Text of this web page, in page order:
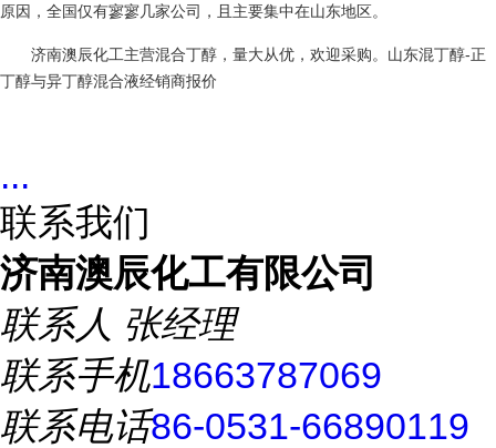
原因，全国仅有寥寥几家公司，且主要集中在山东地区。
济南澳辰化工主营混合丁醇，量大从优，欢迎采购。山东混丁醇-正
丁醇与异丁醇混合液经销商报价
...
联系我们
济南澳辰化工有限公司
联系人 张经理
联系手机18663787069
联系电话86-0531-66890119